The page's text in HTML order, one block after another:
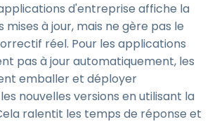
d'entreprise affiche la
mises à jour, mais ne gère pas le
réel. Pour les applications
pas à jour automatiquement, les
emballer et déployer
nouvelles versions en utilisant la
ralentit les temps de réponse et